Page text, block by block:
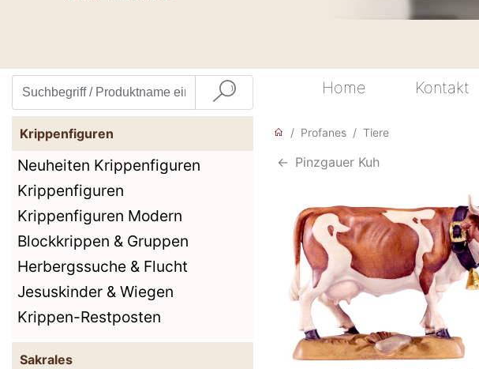
Home
Kontakt
Krippenfiguren
Neuheiten Krippenfiguren
Krippenfiguren
Krippenfiguren Modern
Blockkrippen & Gruppen
Herbergssuche & Flucht
Jesuskinder & Wiegen
Krippen-Restposten
Sakrales
Profanes Tiere
<- Pinzgauer Kuh